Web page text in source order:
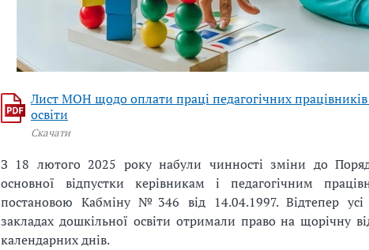
Лист МОН щодо оплати праці педагогічних працівників
освіти
Скачати
З 18 лютого 2025 року набули чинності зміни до
основної відпустки керівникам і педагогічним
постановою Кабміну №346 від 14.04.1997. Відтепер усі
закладах дошкільної освіти отримали право на щорічну
календарних днів.